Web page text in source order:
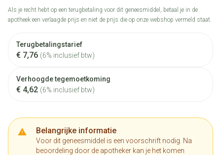
Als je recht hebt op een terugbetaling voor dit geneesmiddel, betaal je in de
apotheek een verlaagde prijs en niet de prijs die op onze webshop vermeld staat.
Terugbetalingstarief
€ 7,76 (6% inclusief btw)
Verhoogde tegemoetkoming
€ 4,62 (6% inclusief btw)
Belangrijke informatie
Voor dit geneesmiddel is een voorschrift nodig. Na
beoordeling door de apotheker kan je het komen